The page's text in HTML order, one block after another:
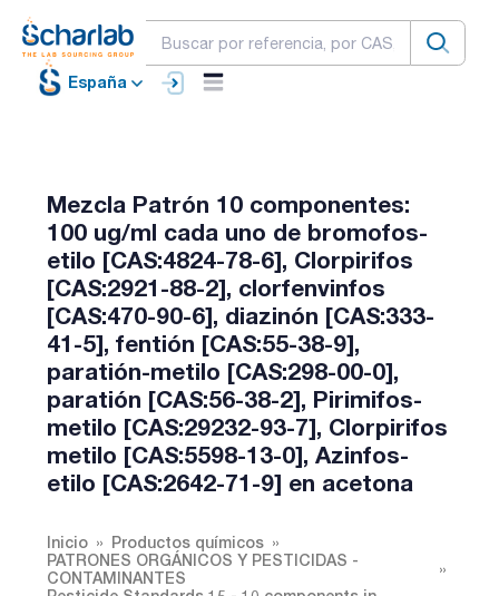
España
Mezcla Patrón 10 componentes:
100 ug/ml cada uno de bromofos-
etilo [CAS:4824-78-6], Clorpirifos
[CAS:2921-88-2], clorfenvinfos
[CAS:470-90-6], diazinón [CAS:333-
41-5], fentión [CAS:55-38-9],
paratión-metilo [CAS:298-00-0],
paratión [CAS:56-38-2], Pirimifos-
metilo [CAS:29232-93-7], Clorpirifos
metilo [CAS:5598-13-0], Azinfos-
etilo [CAS:2642-71-9] en acetona
Inicio
Productos químicos
PATRONES ORGÁNICOS Y PESTICIDAS -
CONTAMINANTES